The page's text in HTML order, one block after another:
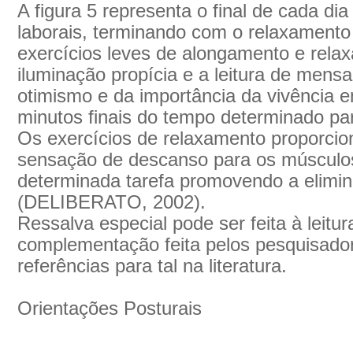
A figura 5 representa o final de cada
laborais, terminando com o
exercícios leves de alongamento e
iluminação propícia e a leitura de
otimismo e da importância da vivência
minutos finais do tempo determinado
Os exercícios de relaxamento
sensação de descanso para os
determinada tarefa promovendo a
(DELIBERATO, 2002).
Ressalva especial pode ser feita à
complementação feita pelos
referências para tal na literatura.
Orientações Posturais